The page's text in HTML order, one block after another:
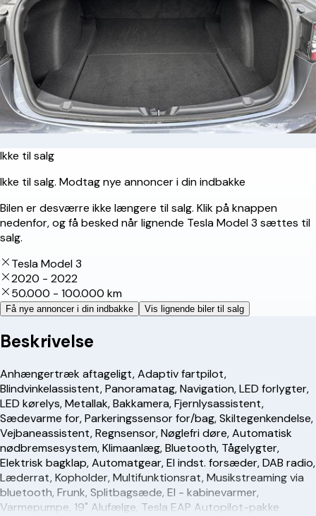
Ikke til salg
Ikke til salg. Modtag nye annoncer i din indbakke
Bilen er desværre ikke længere til salg. Klik på knappen
nedenfor, og få besked når lignende Tesla Model 3 sættes til
salg.
Tesla Model 3
2020 - 2022
50.000 - 100.000 km
Få nye annoncer i din indbakke Vis lignende biler til salg
Beskrivelse
Anhængertræk aftageligt, Adaptiv fartpilot,
Blindvinkelassistent, Panoramatag, Navigation, LED forlygter,
LED kørelys, Metallak, Bakkamera, Fjernlysassistent,
Sædevarme for, Parkeringssensor for/bag, Skiltegenkendelse,
Vejbaneassistent, Regnsensor, Nøglefri døre, Automatisk
nødbremsesystem, Klimaanlæg, Bluetooth, Tågelygter,
Elektrisk bagklap, Automatgear, El indst. forsæder, DAB radio,
Læderrat, Kopholder, Multifunktionsrat, Musikstreaming via
bluetooth, Frunk, Splitbagsæde, El - kabinevarmer,
Varmepumpe, 19" Alufælge, Tesla EAP Autopilot-pakke